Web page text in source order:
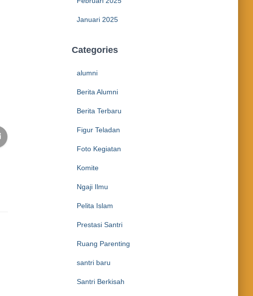
Januari 2025
Categories
alumni
Berita Alumni
Berita Terbaru
Figur Teladan
Foto Kegiatan
Komite
Ngaji Ilmu
Pelita Islam
Prestasi Santri
Ruang Parenting
santri baru
Santri Berkisah